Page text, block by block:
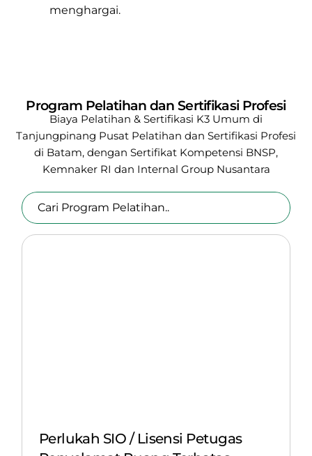
menghargai.
Program Pelatihan dan Sertifikasi Profesi
Biaya Pelatihan & Sertifikasi K3 Umum di
Tanjungpinang Pusat Pelatihan dan Sertifikasi Profesi
di Batam, dengan Sertifikat Kompetensi BNSP,
Kemnaker RI dan Internal Group Nusantara
Perlukah SIO / Lisensi Petugas